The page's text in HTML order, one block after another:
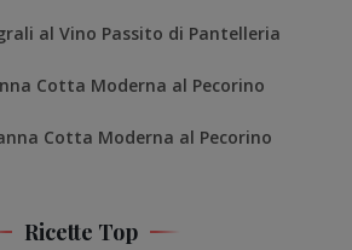
al Vino Passito di Pantelleria
Cotta Moderna al Pecorino
Cotta Moderna al Pecorino
Ricette Top